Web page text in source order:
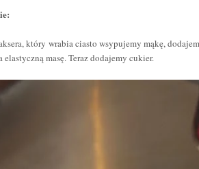
który wrabia ciasto wsypujemy mąkę,
elastyczną masę. Teraz dodajemy cukier.